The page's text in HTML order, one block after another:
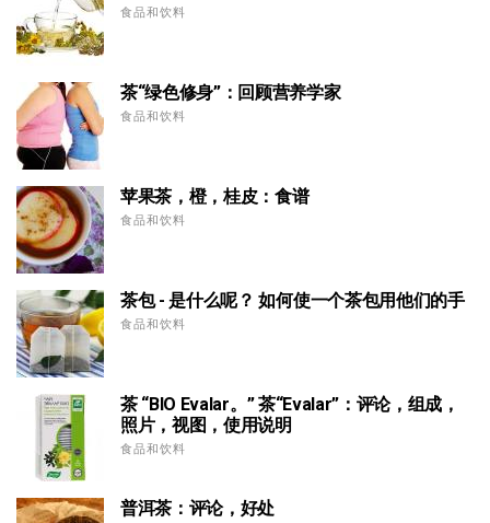
食品和饮料
茶“绿色修身”：回顾营养学家
食品和饮料
苹果茶，橙，桂皮：食谱
食品和饮料
茶包 - 是什么呢？ 如何使一个茶包用他们的手
食品和饮料
茶 “BIO Evalar。” 茶“Evalar”：评论，组成，
照片，视图，使用说明
食品和饮料
普洱茶：评论，好处